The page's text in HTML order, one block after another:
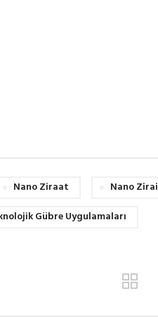
Nano Ziraat
Nano Zirai
Gübre Uygulamaları